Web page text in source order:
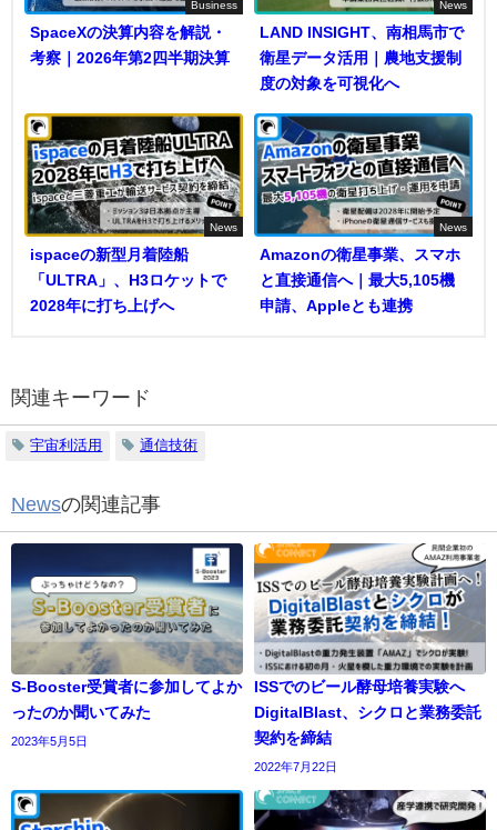
Business
SpaceXの決算内容を解説・
考察｜2026年第2四半期決算
News
LAND INSIGHT、南相馬市で
衛星データ活用｜農地支援制
度の対象を可視化へ
News
ispaceの新型月着陸船
「ULTRA」、H3ロケットで
2028年に打ち上げへ
News
Amazonの衛星事業、スマホ
と直接通信へ｜最大5,105機
申請、Appleとも連携
関連キーワード
宇宙利活用 通信技術
Newsの関連記事
S-Booster受賞者に参加してよか
ったのか聞いてみた
2023年5月5日
ISSでのビール酵母培養実験へ
DigitalBlast、シクロと業務委託
契約を締結
2022年7月22日